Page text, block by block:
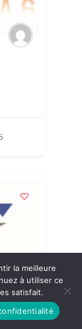
la meilleure
à utiliser ce
satisfait.